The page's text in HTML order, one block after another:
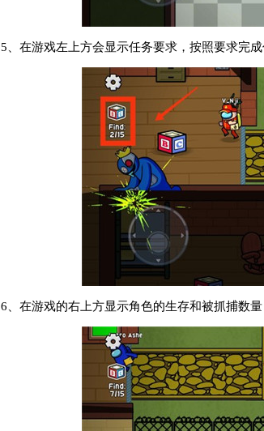
5、在游戏左上方会显示任务要求，按照要求完成
6、在游戏的右上方显示角色的生存和被抓捕数量